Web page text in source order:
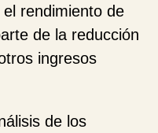
rendimiento de
de la reducción
ingresos
de los